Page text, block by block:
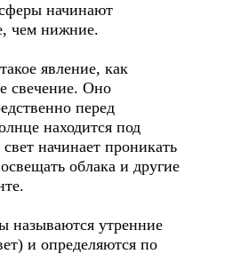
начинают
чем нижние.
явление, как
свечение. Оно
перед
находится под
начинает проникать
облака и другие
называются утренние
и определяются по